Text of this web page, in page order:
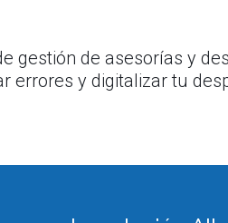
gestión de asesorías y
errores y digitalizar tu